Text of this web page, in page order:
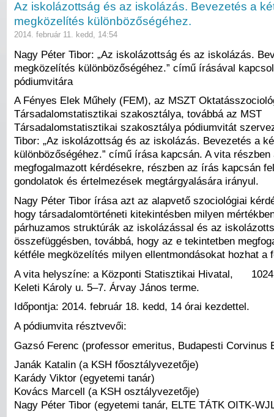
Az iskolázottság és az iskolázás. Bevezetés a
megközelítés különbözőségéhez.
2014. február 11. kedd, 14:54
Nagy Péter Tibor: „Az iskolázottság és az iskolázás.
megközelítés különbözőségéhez.” című írásával
pódiumvitára
A Fényes Elek Műhely (FEM), az MSZT
Társadalomstatisztikai szakosztálya, továbbá az MST
Társadalomstatisztikai szakosztálya pódiumvitát
Tibor: „Az iskolázottság és az iskolázás. Bevezetés a
különbözőségéhez.” című írása kapcsán. A vita
megfogalmazott kérdésekre, részben az írás kapcsán
gondolatok és értelmezések megtárgyalására irányul.
Nagy Péter Tibor írása azt az alapvető szociológiai
hogy társadalomtörténeti kitekintésben milyen
párhuzamos struktúrák az iskolázással és az
összefüggésben, továbbá, hogy az e tekintetben
kétféle megközelítés milyen ellentmondásokat hozhat a
A vita helyszíne: a Központi Statisztikai Hivatal, 1024
Keleti Károly u. 5–7. Árvay János terme.
Időpontja: 2014. február 18. kedd, 14 órai kezdettel.
A pódiumvita résztvevői:
Gazsó Ferenc (professor emeritus, Budapesti Corvinus
Janák Katalin (a KSH főosztályvezetője)
Karády Viktor (egyetemi tanár)
Kovács Marcell (a KSH osztályvezetője)
Nagy Péter Tibor (egyetemi tanár, ELTE TÁTK OITK-